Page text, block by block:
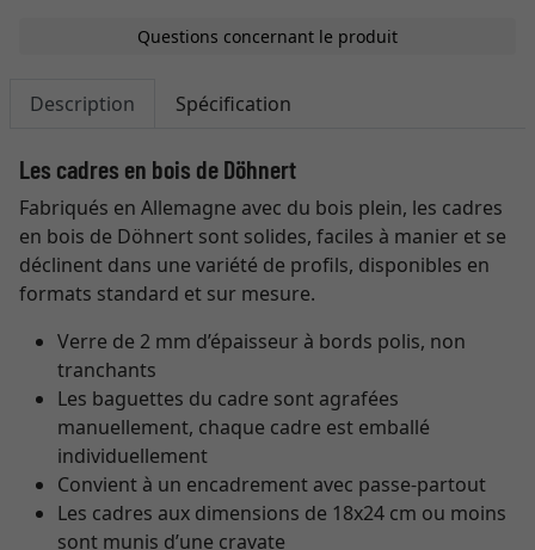
Questions concernant le produit
Description Spécification
Les cadres en bois de Döhnert
Fabriqués en Allemagne avec du bois plein, les cadres
en bois de Döhnert sont solides, faciles à manier et se
déclinent dans une variété de profils, disponibles en
formats standard et sur mesure.
Verre de 2 mm d’épaisseur à bords polis, non
tranchants
Les baguettes du cadre sont agrafées
manuellement, chaque cadre est emballé
individuellement
Convient à un encadrement avec passe-partout
Les cadres aux dimensions de 18x24 cm ou moins
sont munis d’une cravate